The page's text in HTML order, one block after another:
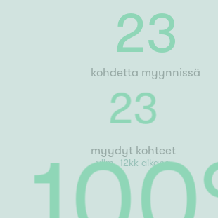
23
kohdetta myynnissä
23
myydyt kohteet
viim. 12kk aikana
100 %